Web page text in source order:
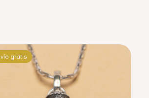
gratis